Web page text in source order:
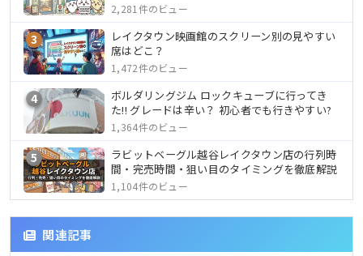
2,281件のビュー
3
レイクタウン映画館のスクリーン別の見やすい
席はどこ？
1,472件のビュー
4
ボルダリングジム ロックキューブに行ってき
た!! グレードは辛い？ 初心者でも行きやすい?
1,364件のビュー
5
ラビットベーグル越谷レイクタウン店の行列時
間・完売時間・狙い目のタイミングを徹底解説
1,104件のビュー
関連記事